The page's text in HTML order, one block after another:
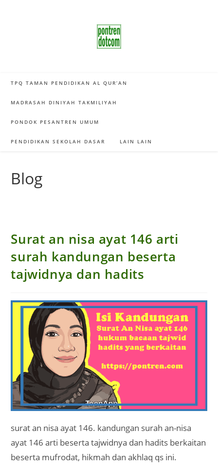
TPQ TAMAN PENDIDIKAN AL QUR’AN
MADRASAH DINIYAH TAKMILIYAH
PONDOK PESANTREN UMUM
PENDIDIKAN SEKOLAH DASAR LAIN LAIN
Blog
Surat an nisa ayat 146 arti
surah kandungan beserta
tajwidnya dan hadits
surat an nisa ayat 146. kandungan surah an-nisa
ayat 146 arti beserta tajwidnya dan hadits berkaitan
beserta mufrodat, hikmah dan akhlaq qs ini.